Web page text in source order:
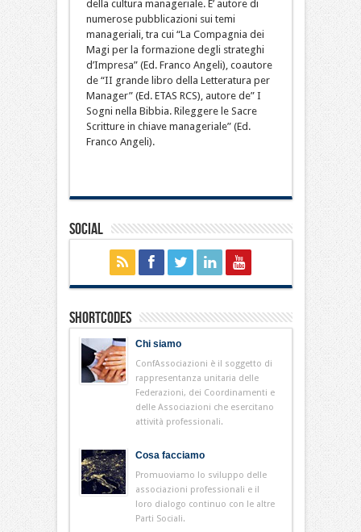
della cultura manageriale. E’ autore di
numerose pubblicazioni sui temi
manageriali, tra cui “La Compagnia dei
Magi per la formazione degli strateghi
d’Impresa” (Ed. Franco Angeli), coautore
de “II grande libro della Letteratura per
Manager” (Ed. ETAS RCS), autore de” I
Sogni nella Bibbia. Rileggere le Sacre
Scritture in chiave manageriale” (Ed.
Franco Angeli).
Social
Shortcodes
Chi siamo
ConfAssociazioni è il soggetto di
rappresentanza unitaria delle
Federazioni, dei Coordinamenti e
delle Associazioni che esercitano
attività professionali.
Cosa facciamo
Promuoviamo lo sviluppo delle
associazioni professionali e il
loro dialogo continuo con le altre
Parti Sociali.